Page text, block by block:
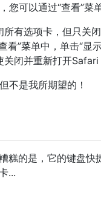
您可以通过“查看”菜
所有选项卡，但只关
看”菜单中，单击“显
关闭并重新打开
不是我所期望的！
糕的是，它的键盘快
...